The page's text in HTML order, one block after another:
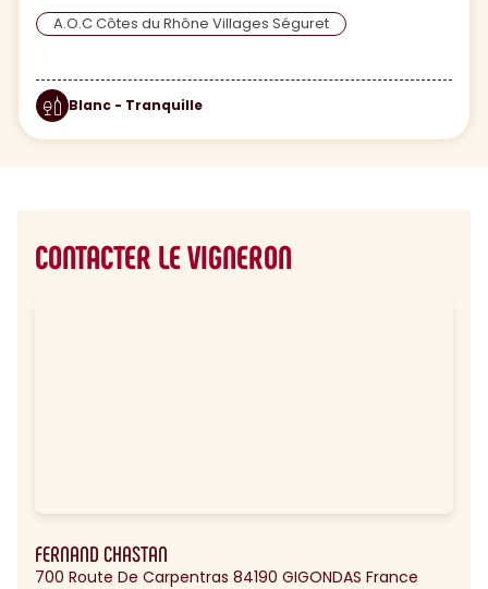
A.O.C Côtes du Rhône Villages Séguret
Blanc - Tranquille
CONTACTER LE VIGNERON
FERNAND CHASTAN
700 Route De Carpentras 84190 GIGONDAS France